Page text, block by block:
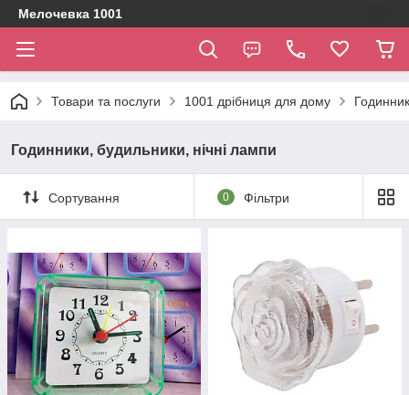
Мелочевка 1001
Товари та послуги 1001 дрібниця для дому
Годинники, будильники, нічні лампи
Сортування 0 Фільтри